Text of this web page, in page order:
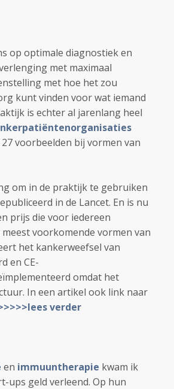
op optimale diagnostiek en
met maximaal
met hoe het zou
kunt vinden voor wat iemand
is echter al jarenlang heel
voorbeelden bij vormen van
om in de praktijk te gebruiken
in de Lancet. En is nu
prijs die voor iedereen
voorkomende vormen van
het kankerweefsel van
en CE-
omdat het
In een artikel ook link naar
verder
en immuuntherapie kwam ik
ups geld verleend. Op hun